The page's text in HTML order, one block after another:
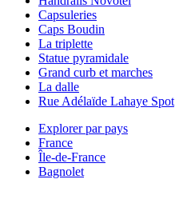
Capsuleries
Caps Boudin
La triplette
Statue pyramidale
Grand curb et marches
La dalle
Rue Adélaïde Lahaye Spot
Explorer par pays
France
Île-de-France
Bagnolet